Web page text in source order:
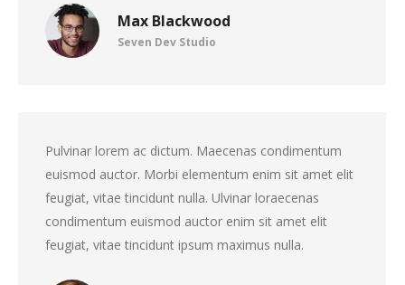
Max Blackwood
Seven Dev Studio
Pulvinar lorem ac dictum. Maecenas condimentum
euismod auctor. Morbi elementum enim sit amet elit
feugiat, vitae tincidunt nulla. Ulvinar loraecenas
condimentum euismod auctor enim sit amet elit
feugiat, vitae tincidunt ipsum maximus nulla.